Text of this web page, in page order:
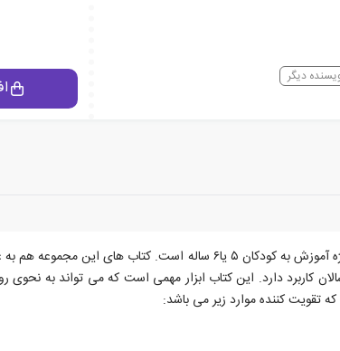
دیگر
مجموعه یوزی و گاندو به پیش دبستانی می روند؛ شامل ۱۲ عنوان کتاب ویژه
کاربرد دارد. این کتاب ابزار مهمی است که می تواند به
تقویت کننده موارد زیر می باشد: